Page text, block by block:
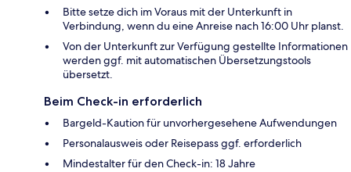
Bitte setze dich im Voraus mit der Unterkunft in
Verbindung, wenn du eine Anreise nach 16:00 Uhr planst.
Von der Unterkunft zur Verfügung gestellte Informationen
werden ggf. mit automatischen Übersetzungstools
übersetzt.
Beim Check-in erforderlich
Bargeld-Kaution für unvorhergesehene Aufwendungen
Personalausweis oder Reisepass ggf. erforderlich
Mindestalter für den Check-in: 18 Jahre